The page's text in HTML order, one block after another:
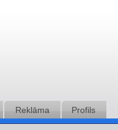
Reklāma Profils